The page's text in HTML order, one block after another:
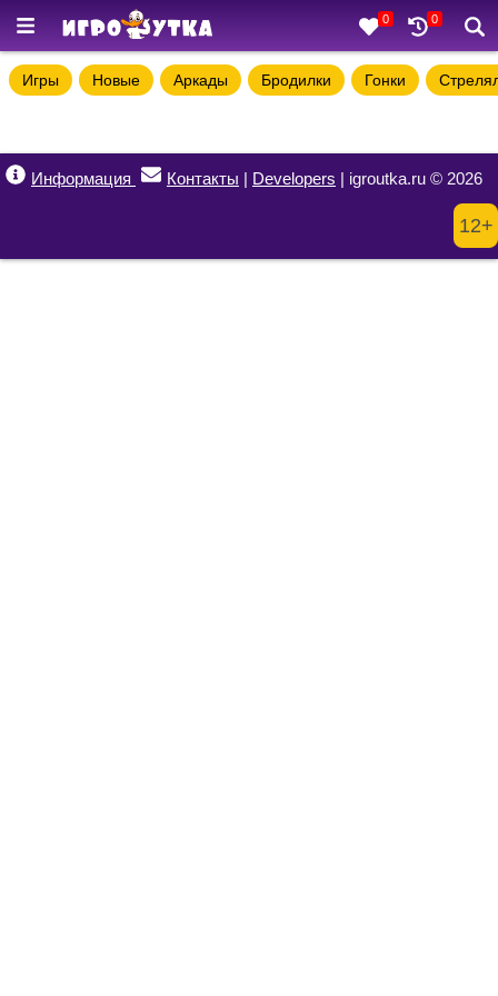
0 0
Игры Новые Аркады Бродилки Гонки
Информация Контакты | Developers | igroutka.ru © 2026
12+